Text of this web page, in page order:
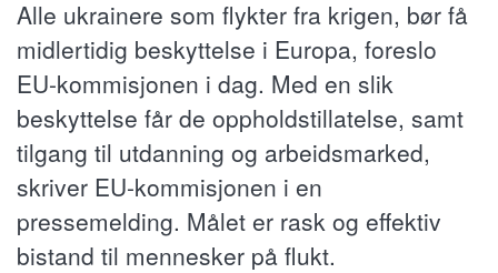
Alle ukrainere som flykter fra krigen, bør få
midlertidig beskyttelse i Europa, foreslo
EU-kommisjonen i dag. Med en slik
beskyttelse får de oppholdstillatelse, samt
tilgang til utdanning og arbeidsmarked,
skriver EU-kommisjonen i en
pressemelding. Målet er rask og effektiv
bistand til mennesker på flukt.